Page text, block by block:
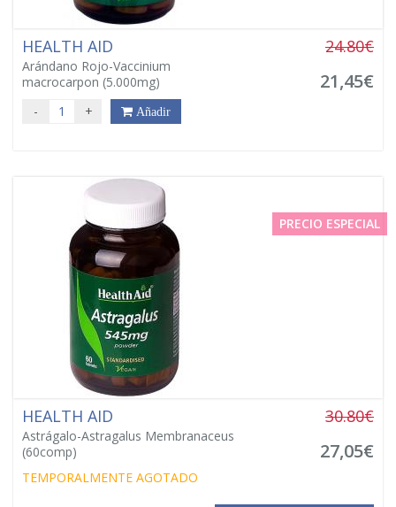
HEALTH AID
Arándano Rojo-Vaccinium
macrocarpon (5.000mg)
24.80€
21,45€
- + Añadir
PRECIO ESPECIAL
HEALTH AID
Astrágalo-Astragalus Membranaceus
(60comp)
30.80€
27,05€
TEMPORALMENTE AGOTADO